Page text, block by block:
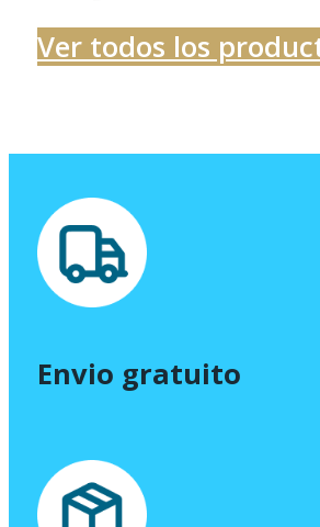
Ver todos los
Envio gratuito